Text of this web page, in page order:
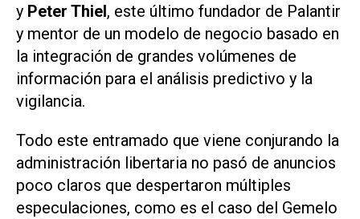
y Peter Thiel, este último fundador de Palantir
y mentor de un modelo de negocio basado en
la integración de grandes volúmenes de
información para el análisis predictivo y la
vigilancia.
Todo este entramado que viene conjurando la
administración libertaria no pasó de anuncios
poco claros que despertaron múltiples
especulaciones, como es el caso del Gemelo